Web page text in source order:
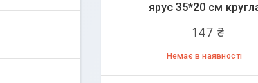
ярус 35*20 см
147 ₴
Немає в наявності